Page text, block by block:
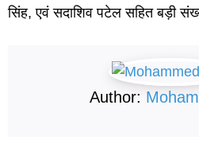
सिंह, एवं सदाशिव पटेल सहित बड़ी
Author: